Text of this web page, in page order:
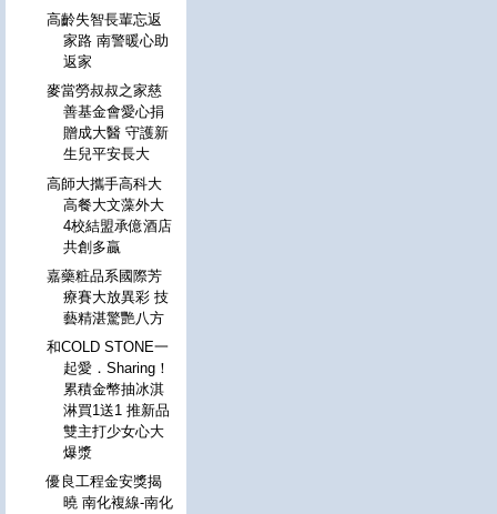
高齡失智長輩忘返
家路 南警暖心助
返家
麥當勞叔叔之家慈
善基金會愛心捐
贈成大醫 守護新
生兒平安長大
高師大攜手高科大
高餐大文藻外大
4校結盟承億酒店
共創多贏
嘉藥粧品系國際芳
療賽大放異彩 技
藝精湛驚艷八方
和COLD STONE一
起愛．Sharing！
累積金幣抽冰淇
淋買1送1 推新品
雙主打少女心大
爆漿
優良工程金安獎揭
曉 南化複線-南化